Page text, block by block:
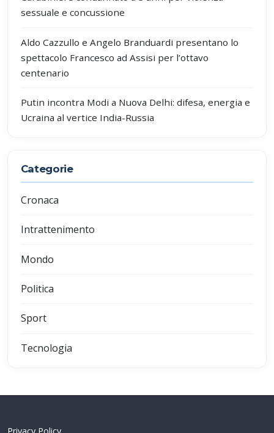
sessuale e concussione
Aldo Cazzullo e Angelo Branduardi presentano lo
spettacolo Francesco ad Assisi per l’ottavo
centenario
Putin incontra Modi a Nuova Delhi: difesa, energia e
Ucraina al vertice India-Russia
Categorie
Cronaca
Intrattenimento
Mondo
Politica
Sport
Tecnologia